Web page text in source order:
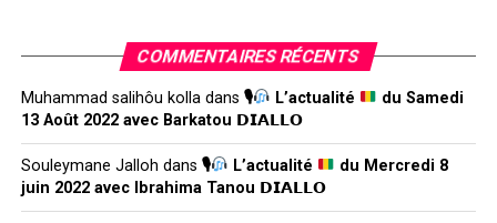
COMMENTAIRES RÉCENTS
Muhammad salihôu kolladans 🎙 L’actualité
du Samedi
13 Août 2022 avec Barkatou 𝗗𝗜𝗔𝗟𝗟𝗢
Souleymane Jalloh dans 🎙 L’actualité
du Mercredi 8
juin 2022 avec Ibrahima Tanou 𝗗𝗜𝗔𝗟𝗟𝗢